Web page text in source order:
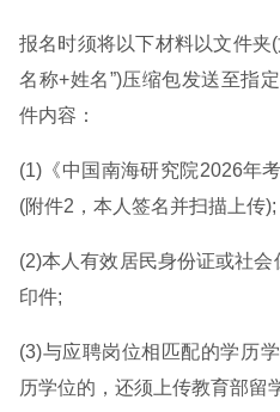
报名时须将以下材料以文件夹
名称+姓名”)压缩包发送至指
件内容：
(1)《中国南海研究院2026年
(附件2，本人签名并扫描上传);
(2)本人有效居民身份证或社
印件;
(3)与应聘岗位相匹配的学历
历学位的，还须上传教育部留